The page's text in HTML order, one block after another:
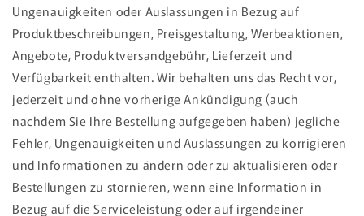
Ungenauigkeiten oder Auslassungen in Bezug auf
Produktbeschreibungen, Preisgestaltung, Werbeaktionen,
Angebote, Produktversandgebühr, Lieferzeit und
Verfügbarkeit enthalten. Wir behalten uns das Recht vor,
jederzeit und ohne vorherige Ankündigung (auch
nachdem Sie Ihre Bestellung aufgegeben haben) jegliche
Fehler, Ungenauigkeiten und Auslassungen zu korrigieren
und Informationen zu ändern oder zu aktualisieren oder
Bestellungen zu stornieren, wenn eine Information in
Bezug auf die Serviceleistung oder auf irgendeiner